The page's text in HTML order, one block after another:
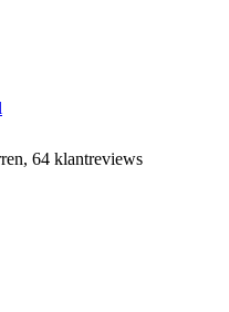
64 klantreviews